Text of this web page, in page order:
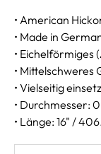
• American
• Made in
• Eichelförmiges
• Mittelschweres
• Vielseitig
• Durchmesser:
• Länge: 16" /